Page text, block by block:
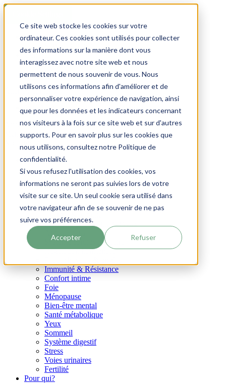
Ce site web stocke les cookies sur votre
ordinateur. Ces cookies sont utilisés pour collecter
des informations sur la manière dont vous
interagissez avec notre site web et nous
permettent de nous souvenir de vous. Nous
utilisons ces informations afin d'améliorer et de
personnaliser votre expérience de navigation, ainsi
que pour les données et les indicateurs concernant
nos visiteurs à la fois sur ce site web et sur d'autres
supports. Pour en savoir plus sur les cookies que
nous utilisons, consultez notre Politique de
confidentialité.
Si vous refusez l'utilisation des cookies, vos
informations ne seront pas suivies lors de votre
visite sur ce site. Un seul cookie sera utilisé dans
votre navigateur afin de se souvenir de ne pas
suivre vos préférences.
Accepter Refuser
Se connecter
Service Clientèle
Compte
FR
NL
Aller au contenu
Vers Nutriphyt pour le consommateur
Affichage navigation
Menu
Nos produits
Votre santé
Cholestérol
Intestins
Détoxification
Mémoire & Système nerveux
Système cardiovasculaire
Régulation hormonale
Immunité & Résistance
Confort intime
Foie
Ménopause
Bien-être mental
Santé métabolique
Yeux
Sommeil
Système digestif
Stress
Voies urinaires
Fertilité
Pour qui?